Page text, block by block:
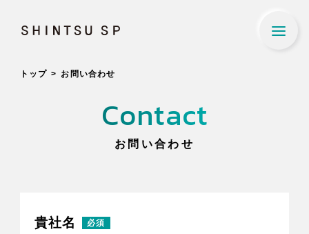
SHINTSU SP
About Us
Our Business
Company Profile
会社概要
トップ お問い合わせ
Contact
お問い合わせ
貴社名